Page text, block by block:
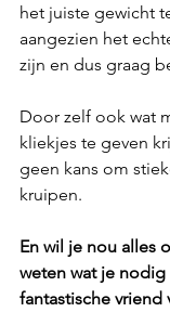
het juiste gewicht
aangezien het
zijn en dus graag
Door zelf ook wat
kliekjes te geven
geen kans om
kruipen.
En wil je nou alles
weten wat je
fantastische vriend